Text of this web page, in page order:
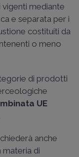
mediante
e separata per i
costituiti da
o meno
di prodotti
UE
anche
materia di